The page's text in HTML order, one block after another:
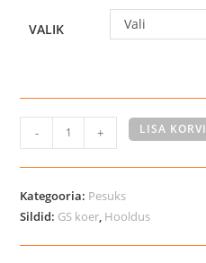
VALIK Vali
Blackness
šampoon
koertele
kogus
- + LISA KORVI
Kategooria: Pesuks
Sildid: GS koer, Hooldus